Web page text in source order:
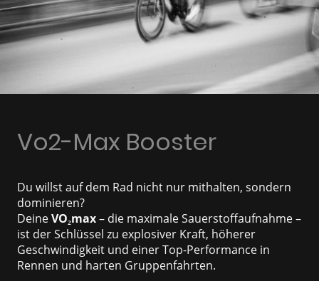
Vo2-Max Booster
Du willst auf dem Rad nicht nur mithalten, sondern
dominieren?
DeineVO₂max– die maximale Sauerstoffaufnahme –
ist der Schlüssel zu explosiver Kraft, höherer
Geschwindigkeit und einer Top-Performance in
Rennen und harten Gruppenfahrten.